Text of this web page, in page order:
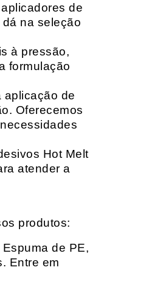
de
na seleção
à pressão,
formulação
aplicação de
Oferecemos
Hot Melt
atender a
produtos:
de PE,
Entre em